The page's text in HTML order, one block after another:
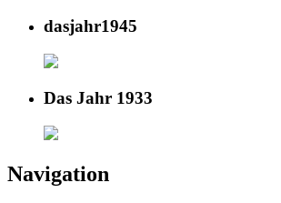
dasjahr1945
Das Jahr 1933
Navigation